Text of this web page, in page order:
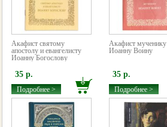
Акафист святому
апостолу и евангелисту
Иоанну Богослову
35 р.
Подробнее >
Акафист мученику
Иоанну Воину
35 р.
Подробнее >